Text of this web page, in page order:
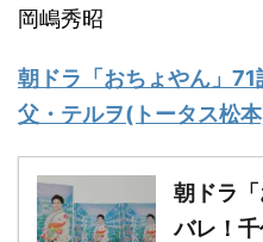
岡嶋秀昭
朝ドラ「おちょやん」
父・テルヲ(トータス松
朝ドラ
バレ！